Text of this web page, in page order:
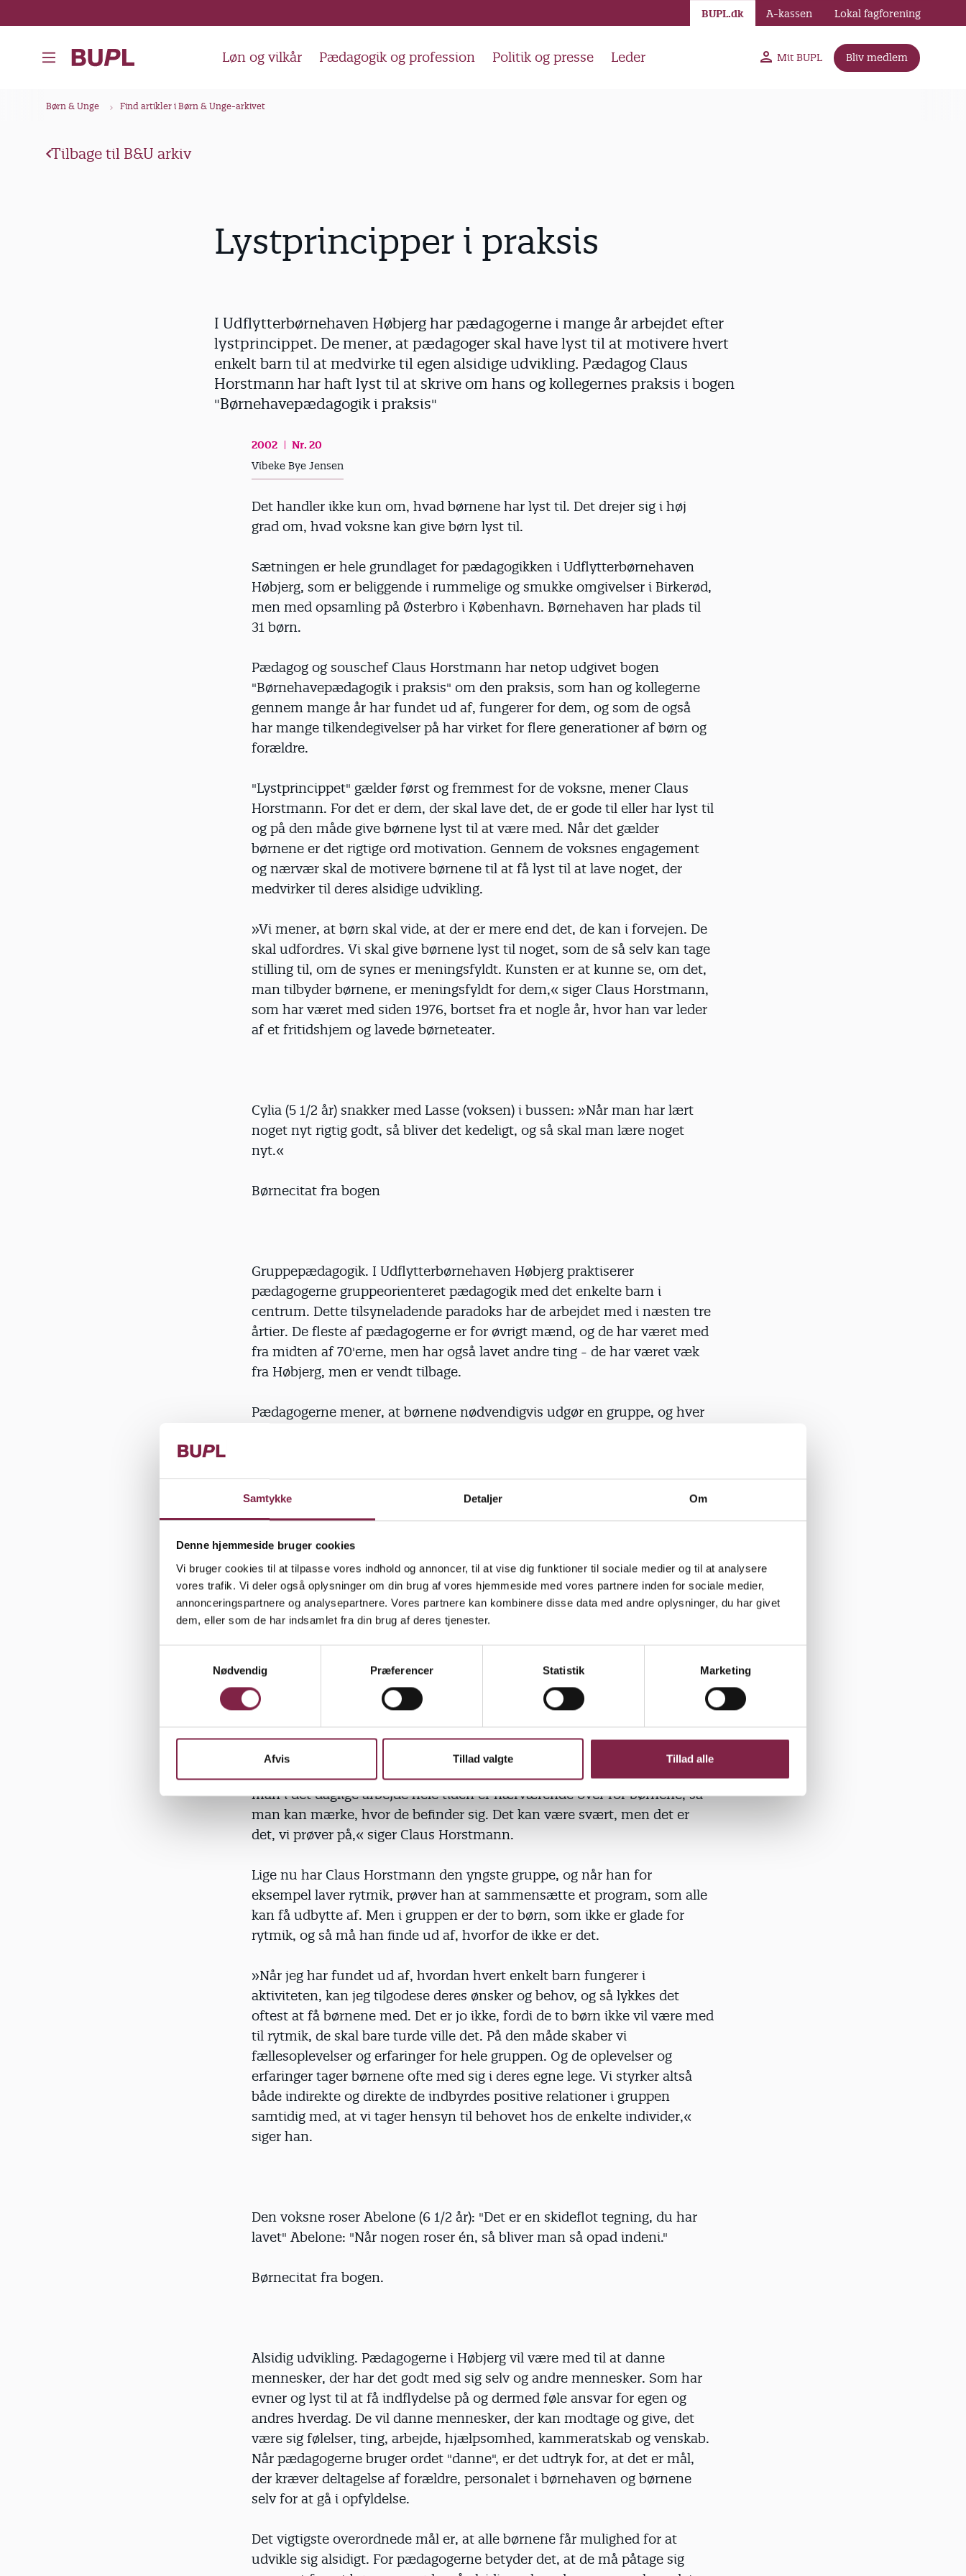
Samtykke Detaljer Om
Denne hjemmeside bruger cookies
Vi bruger cookies til at tilpasse vores indhold og annoncer, til at vise dig funktioner til sociale medier og til at analysere
vores trafik. Vi deler også oplysninger om din brug af vores hjemmeside med vores partnere inden for sociale medier,
annonceringspartnere og analysepartnere. Vores partnere kan kombinere disse data med andre oplysninger, du har givet
dem, eller som de har indsamlet fra din brug af deres tjenester.
v
Nødvendig Præferencer Statistik Marketing
Afvis Tillad valgte Tillad alle
å
Løn og vilkår Pædagogik og profession Politik og presse Leder Mit BUPL Bliv medlem
BUPL.dk A-kassen Lokal fagforening
Børn & Unge Find artikler i Børn & Unge-arkivet
Tilbage til B&U arkiv
Lystprincipper i praksis
I Udflytterbørnehaven Høbjerg har pædagogerne i mange år arbejdet efter
lystprincippet. De mener, at pædagoger skal have lyst til at motivere hvert
enkelt barn til at medvirke til egen alsidige udvikling. Pædagog Claus
Horstmann har haft lyst til at skrive om hans og kollegernes praksis i bogen
"Børnehavepædagogik i praksis"
2002
Nr. 20
Vibeke Bye Jensen
Det handler ikke kun om, hvad børnene har lyst til. Det drejer sig i høj
grad om, hvad voksne kan give børn lyst til.
Sætningen er hele grundlaget for pædagogikken i Udflytterbørnehaven
Høbjerg, som er beliggende i rummelige og smukke omgivelser i Birkerød,
men med opsamling på Østerbro i København. Børnehaven har plads til
31 børn.
Pædagog og souschef Claus Horstmann har netop udgivet bogen
"Børnehavepædagogik i praksis" om den praksis, som han og kollegerne
gennem mange år har fundet ud af, fungerer for dem, og som de også
har mange tilkendegivelser på har virket for flere generationer af børn og
forældre.
"Lystprincippet" gælder først og fremmest for de voksne, mener Claus
Horstmann. For det er dem, der skal lave det, de er gode til eller har lyst til
og på den måde give børnene lyst til at være med. Når det gælder
børnene er det rigtige ord motivation. Gennem de voksnes engagement
og nærvær skal de motivere børnene til at få lyst til at lave noget, der
medvirker til deres alsidige udvikling.
»Vi mener, at børn skal vide, at der er mere end det, de kan i forvejen. De
skal udfordres. Vi skal give børnene lyst til noget, som de så selv kan tage
stilling til, om de synes er meningsfyldt. Kunsten er at kunne se, om det,
man tilbyder børnene, er meningsfyldt for dem,« siger Claus Horstmann,
som har været med siden 1976, bortset fra et nogle år, hvor han var leder
af et fritidshjem og lavede børneteater.
Cylia (5 1/2 år) snakker med Lasse (voksen) i bussen: »Når man har lært
noget nyt rigtig godt, så bliver det kedeligt, og så skal man lære noget
nyt.«
Børnecitat fra bogen
Gruppepædagogik. I Udflytterbørnehaven Høbjerg praktiserer
pædagogerne gruppeorienteret pædagogik med det enkelte barn i
centrum. Dette tilsyneladende paradoks har de arbejdet med i næsten tre
årtier. De fleste af pædagogerne er for øvrigt mænd, og de har været med
fra midten af 70'erne, men har også lavet andre ting - de har været væk
fra Høbjerg, men er vendt tilbage.
Pædagogerne mener, at børnene nødvendigvis udgør en gruppe, og hver
barn må tage hensyn til gruppen, og gruppen må tage hensyn til det
mener Claus Horstmann.
I praksis arbejder pædagogerne - i de tidsrum, hvor aktiviteterne ledes af
voksne - med grupper inddelt efter alder. Hver pædagog har en gruppe,
hinanden meget godt at kende, og kendskabet til hvert enkelt barn er
vigtigt for at kunne bidrage til dets alsidige udvikling på en kvalificeret
måde.
»For at kunne se det enkelte barn i gruppen kræver det, at man
kontinuerligt laver nedskrevne observationer af de enkelte børn, og at
man i det daglige arbejde hele tiden er nærværende over for børnene, så
man kan mærke, hvor de befinder sig. Det kan være svært, men det er
det, vi prøver på,« siger Claus Horstmann.
Lige nu har Claus Horstmann den yngste gruppe, og når han for
eksempel laver rytmik, prøver han at sammensætte et program, som alle
kan få udbytte af. Men i gruppen er der to børn, som ikke er glade for
rytmik, og så må han finde ud af, hvorfor de ikke er det.
»Når jeg har fundet ud af, hvordan hvert enkelt barn fungerer i
aktiviteten, kan jeg tilgodese deres ønsker og behov, og så lykkes det
oftest at få børnene med. Det er jo ikke, fordi de to børn ikke vil være med
til rytmik, de skal bare turde ville det. På den måde skaber vi
fællesoplevelser og erfaringer for hele gruppen. Og de oplevelser og
erfaringer tager børnene ofte med sig i deres egne lege. Vi styrker altså
både indirekte og direkte de indbyrdes positive relationer i gruppen
samtidig med, at vi tager hensyn til behovet hos de enkelte individer,«
siger han.
Den voksne roser Abelone (6 1/2 år): "Det er en skideflot tegning, du har
lavet" Abelone: "Når nogen roser én, så bliver man så opad indeni."
Børnecitat fra bogen.
Alsidig udvikling. Pædagogerne i Høbjerg vil være med til at danne
mennesker, der har det godt med sig selv og andre mennesker. Som har
evner og lyst til at få indflydelse på og dermed føle ansvar for egen og
andres hverdag. De vil danne mennesker, der kan modtage og give, det
være sig følelser, ting, arbejde, hjælpsomhed, kammeratskab og venskab.
Når pædagogerne bruger ordet "danne", er det udtryk for, at det er mål,
der kræver deltagelse af forældre, personalet i børnehaven og børnene
selv for at gå i opfyldelse.
Det vigtigste overordnede mål er, at alle børnene får mulighed for at
udvikle sig alsidigt. For pædagogerne betyder det, at de må påtage sig